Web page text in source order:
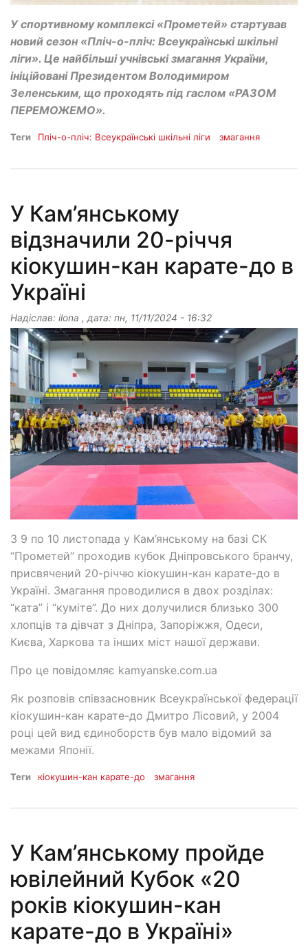
У спортивному комплексі «Прометей» стартував
новий сезон «Пліч-о-пліч: Всеукраїнські шкільні
ліги». Це найбільші учнівські змагання України,
ініційовані Президентом Володимиром
Зеленським, що проходять під гаслом «РАЗОМ
ПЕРЕМОЖЕМО».
Теги Пліч-о-пліч: Всеукраїнські шкільні ліги змагання
У Кам’янському
відзначили 20-річчя
кіокушин-кан карате-до в
Україні
Надіслав: ilona , дата: пн, 11/11/2024 - 16:32
З 9 по 10 листопада у Кам’янському на базі СК
“Прометей” проходив кубок Дніпровського бранчу,
присвячений 20-річчю кіокушин-кан карате-до в
Україні. Змагання проводилися в двох розділах:
“ката” і “куміте”. До них долучилися близько 300
хлопців та дівчат з Дніпра, Запоріжжя, Одеси,
Києва, Харкова та інших міст нашої держави.
Про це повідомляє kamyanske.com.ua
Як розповів співзасновник Всеукраїнської федерації
кіокушин-кан карате-до Дмитро Лісовий, у 2004
році цей вид єдиноборств був мало відомий за
межами Японії.
Теги кіокушин-кан карате-до змагання
У Кам’янському пройде
ювілейний Кубок «20
років кіокушин-кан
карате-до в Україні»